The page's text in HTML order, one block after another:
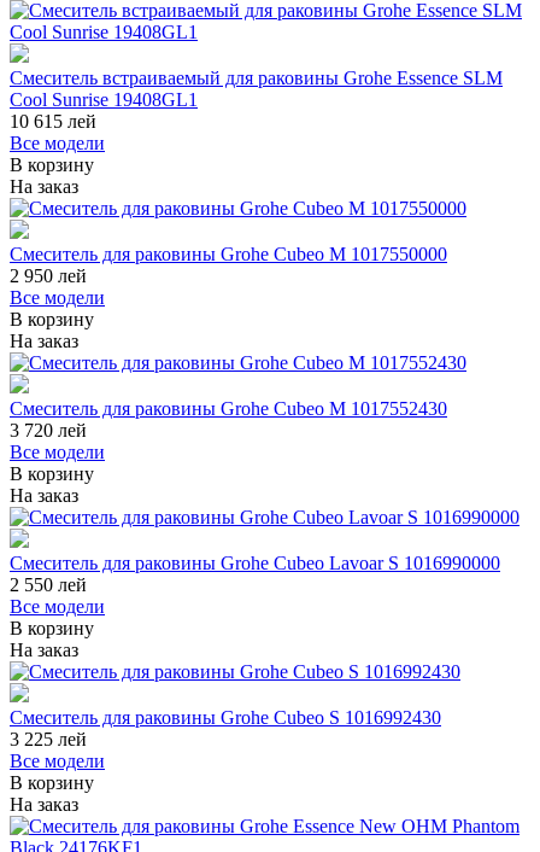
Смеситель встраиваемый для раковины Grohe Essence SLM
Cool Sunrise 19408GL1
10 615 лей
Все модели
В корзину
На заказ
Смеситель для раковины Grohe Cubeo M 1017550000
2 950 лей
Все модели
В корзину
На заказ
Смеситель для раковины Grohe Cubeo M 1017552430
3 720 лей
Все модели
В корзину
На заказ
Смеситель для раковины Grohe Cubeo Lavoar S 1016990000
2 550 лей
Все модели
В корзину
На заказ
Смеситель для раковины Grohe Cubeo S 1016992430
3 225 лей
Все модели
В корзину
На заказ